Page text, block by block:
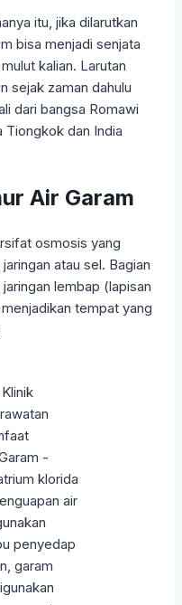
itu, jika dilarutkan
bisa menjadi senjata
kalian. Larutan
sejak zaman dahulu
dari bangsa Romawi
Tiongkok dan India
Air Garam
osmosis yang
atau sel. Bagian
lembap (lapisan
tempat yang